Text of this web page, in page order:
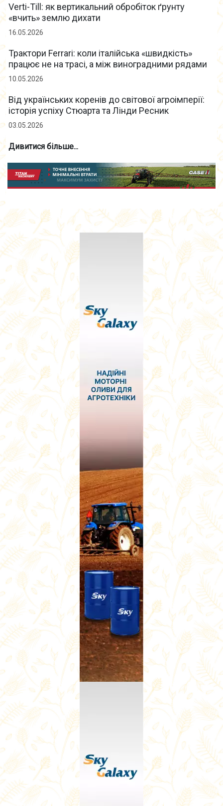
Verti-Till: як вертикальний обробіток ґрунту
«вчить» землю дихати
16.05.2026
Трактори Ferrari: коли італійська «швидкість»
працює не на трасі, а між виноградними рядами
10.05.2026
Від українських коренів до світової агроімперії:
історія успіху Стюарта та Лінди Ресник
03.05.2026
Дивитися більше...